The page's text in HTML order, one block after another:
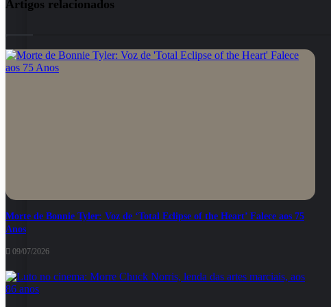
Artigos relacionados
Morte de Bonnie Tyler: Voz de ‘Total Eclipse of the Heart’ Falece aos 75
Anos
09/07/2026